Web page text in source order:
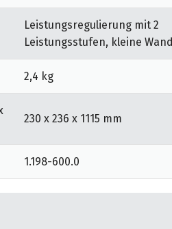
Leistungsregulierung mit 2
Leistungsstufen, kleine
2,4 kg
230 x 236 x 1115 mm
1.198-600.0